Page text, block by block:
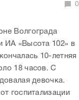
0
Волгограда
ИА «Высота 102» в
10-летняя
18 часов. С
девочка.
госпитализации